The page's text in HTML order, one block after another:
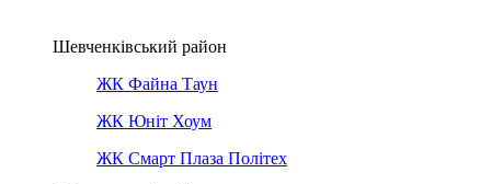
Шевченківський район
ЖК Файна Таун
ЖК Юніт Хоум
ЖК Смарт Плаза Політех